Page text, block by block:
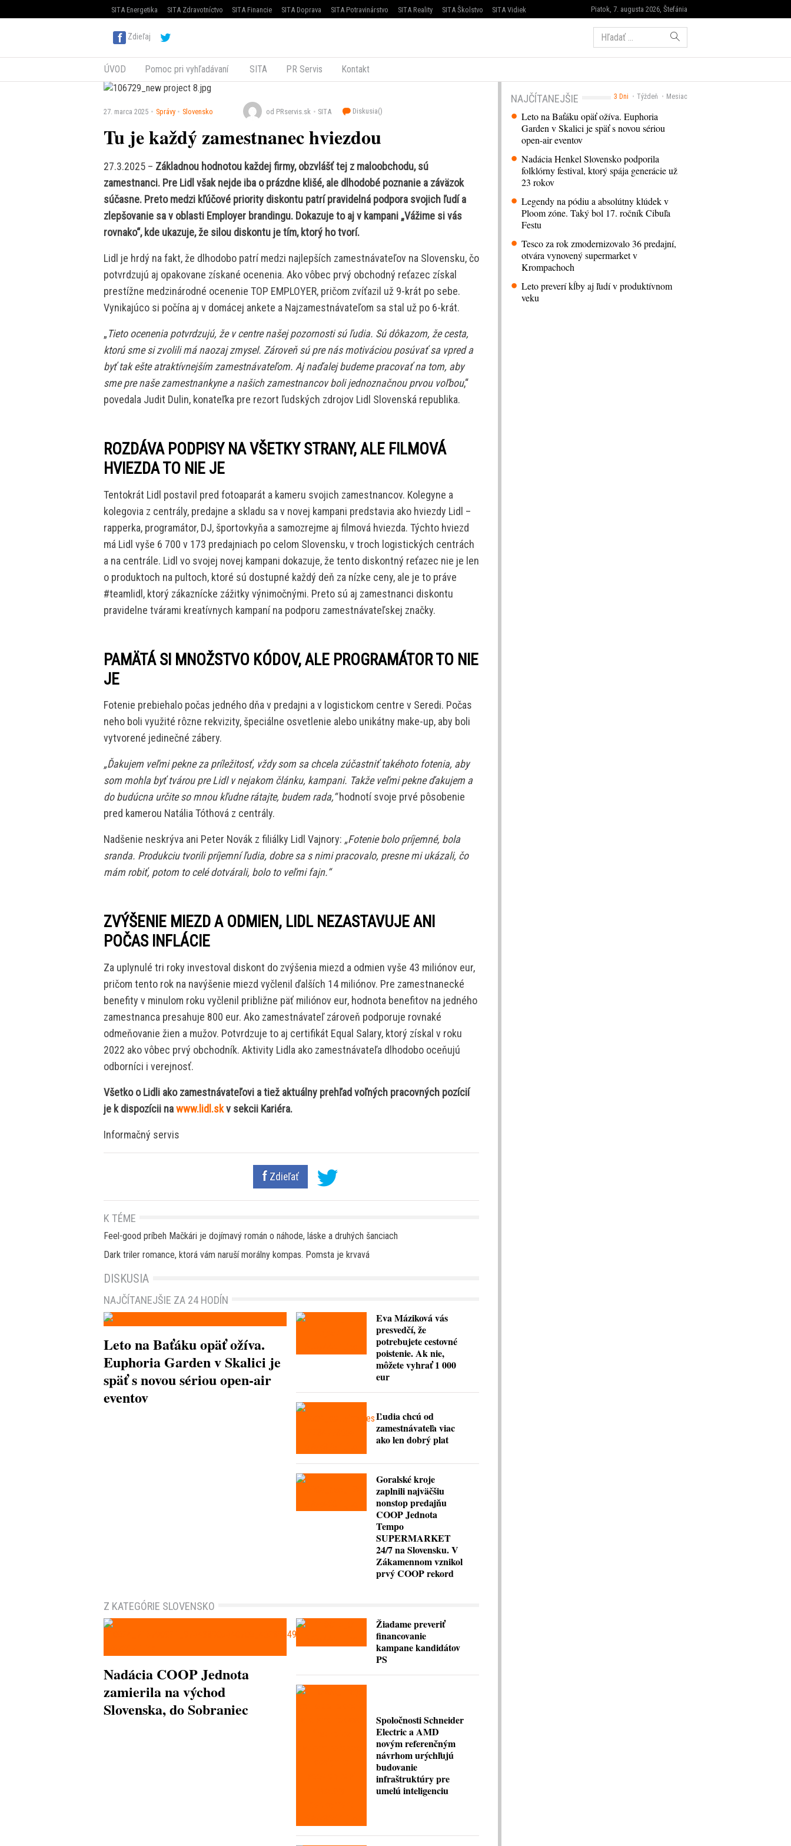
Piatok, 7. augusta 2026, Štefánia
SITA Energetika SITA Zdravotníctvo SITA Financie SITA Doprava SITA Potravinárstvo SITA Reality SITA Školstvo SITA Vidiek
Zdieľaj Hľadať:
ÚVOD Pomoc pri vyhľadávaní SITA PR Servis Kontakt
27. marca 2025 Správy Slovensko od PRservis.sk SITA Diskusia()
Tu je každý zamestnanec hviezdou
27.3.2025 – Základnou hodnotou každej firmy, obzvlášť tej z maloobchodu, sú
zamestnanci. Pre Lidl však nejde iba o prázdne klišé, ale dlhodobé poznanie a záväzok
súčasne. Preto medzi kľúčové priority diskontu patrí pravidelná podpora svojich ľudí a
zlepšovanie sa v oblasti Employer brandingu. Dokazuje to aj v kampani „Vážime si vás
rovnako“, kde ukazuje, že silou diskontu je tím, ktorý ho tvorí.
Lidl je hrdý na fakt, že dlhodobo patrí medzi najlepších zamestnávateľov na Slovensku, čo
potvrdzujú aj opakovane získané ocenenia. Ako vôbec prvý obchodný reťazec získal
prestížne medzinárodné ocenenie TOP EMPLOYER, pričom zvíťazil už 9-krát po sebe.
Vynikajúco si počína aj v domácej ankete a Najzamestnávateľom sa stal už po 6-krát.
„Tieto ocenenia potvrdzujú, že v centre našej pozornosti sú ľudia. Sú dôkazom, že cesta,
ktorú sme si zvolili má naozaj zmysel. Zároveň sú pre nás motiváciou posúvať sa vpred a
byť tak ešte atraktívnejším zamestnávateľom. Aj naďalej budeme pracovať na tom, aby
sme pre naše zamestnankyne a našich zamestnancov boli jednoznačnou prvou voľbou,“
povedala Judit Dulin, konateľka pre rezort ľudských zdrojov Lidl Slovenská republika.
ROZDÁVA PODPISY NA VŠETKY STRANY, ALE FILMOVÁ
HVIEZDA TO NIE JE
Tentokrát Lidl postavil pred fotoaparát a kameru svojich zamestnancov. Kolegyne a
kolegovia z centrály, predajne a skladu sa v novej kampani predstavia ako hviezdy Lidl –
rapperka, programátor, DJ, športovkyňa a samozrejme aj filmová hviezda. Týchto hviezd
má Lidl vyše 6 700 v 173 predajniach po celom Slovensku, v troch logistických centrách
a na centrále. Lidl vo svojej novej kampani dokazuje, že tento diskontný reťazec nie je len
o produktoch na pultoch, ktoré sú dostupné každý deň za nízke ceny, ale je to práve
#teamlidl, ktorý zákaznícke zážitky výnimočnými. Preto sú aj zamestnanci diskontu
pravidelne tvárami kreatívnych kampaní na podporu zamestnávateľskej značky.
PAMÄTÁ SI MNOŽSTVO KÓDOV, ALE PROGRAMÁTOR TO NIE
JE
Fotenie prebiehalo počas jedného dňa v predajni a v logistickom centre v Seredi. Počas
neho boli využité rôzne rekvizity, špeciálne osvetlenie alebo unikátny make-up, aby boli
vytvorené jedinečné zábery.
„Ďakujem veľmi pekne za príležitosť, vždy som sa chcela zúčastniť takéhoto fotenia, aby
som mohla byť tvárou pre Lidl v nejakom článku, kampani. Takže veľmi pekne ďakujem a
do budúcna určite so mnou kľudne rátajte, budem rada,“hodnotí svoje prvé pôsobenie
pred kamerou Natália Tóthová z centrály.
Nadšenie neskrýva ani Peter Novák z filiálky Lidl Vajnory: „Fotenie bolo príjemné, bola
sranda. Produkciu tvorili príjemní ľudia, dobre sa s nimi pracovalo, presne mi ukázali, čo
mám robiť, potom to celé dotvárali, bolo to veľmi fajn.“
ZVÝŠENIE MIEZD A ODMIEN, LIDL NEZASTAVUJE ANI
POČAS INFLÁCIE
Za uplynulé tri roky investoval diskont do zvýšenia miezd a odmien vyše 43 miliónov eur,
pričom tento rok na navýšenie miezd vyčlenil ďalších 14 miliónov. Pre zamestnanecké
benefity v minulom roku vyčlenil približne päť miliónov eur, hodnota benefitov na jedného
zamestnanca presahuje 800 eur. Ako zamestnávateľ zároveň podporuje rovnaké
odmeňovanie žien a mužov. Potvrdzuje to aj certifikát Equal Salary, ktorý získal v roku
2022 ako vôbec prvý obchodník. Aktivity Lidla ako zamestnávateľa dlhodobo oceňujú
odborníci i verejnosť.
Všetko o Lidli ako zamestnávateľovi a tiež aktuálny prehľad voľných pracovných pozícií
je k dispozícii nawww.lidl.skv sekcii Kariéra.
Informačný servis
Zdieľať
3 Dni Týždeň Mesiac
NAJČÍTANEJŠIE
Leto na Baťáku opäť ožíva. Euphoria
Garden v Skalici je späť s novou sériou
open-air eventov
Nadácia Henkel Slovensko podporila
folklórny festival, ktorý spája generácie už
23 rokov
Legendy na pódiu a absolútny klúdek v
Ploom zóne. Taký bol 17. ročník Cibuľa
Festu
Tesco za rok zmodernizovalo 36 predajní,
otvára vynovený supermarket v
Krompachoch
Leto preverí kĺby aj ľudí v produktívnom
veku
K TÉME
Feel-good príbeh Mačkári je dojímavý román o náhode, láske a druhých šanciach
Dark triler romance, ktorá vám naruší morálny kompas. Pomsta je krvavá
DISKUSIA
NAJČÍTANEJŠIE ZA 24 HODÍN
Leto na Baťáku opäť ožíva.
Euphoria Garden v Skalici je
späť s novou sériou open-air
eventov
Eva Máziková vás
presvedčí, že
potrebujete cestovné
poistenie. Ak nie,
môžete vyhrať 1 000
eur
Ľudia chcú od
zamestnávateľa viac
ako len dobrý plat
Goralské kroje
zaplnili najväčšiu
nonstop predajňu
COOP Jednota
Tempo
SUPERMARKET
24/7 na Slovensku. V
Zákamennom vznikol
prvý COOP rekord
Z KATEGÓRIE SLOVENSKO
Nadácia COOP Jednota
zamierila na východ
Slovenska, do Sobraniec
Žiadame preveriť
financovanie
kampane kandidátov
PS
Spoločnosti Schneider
Electric a AMD
novým referenčným
návrhom urýchľujú
budovanie
infraštruktúry pre
umelú inteligenciu